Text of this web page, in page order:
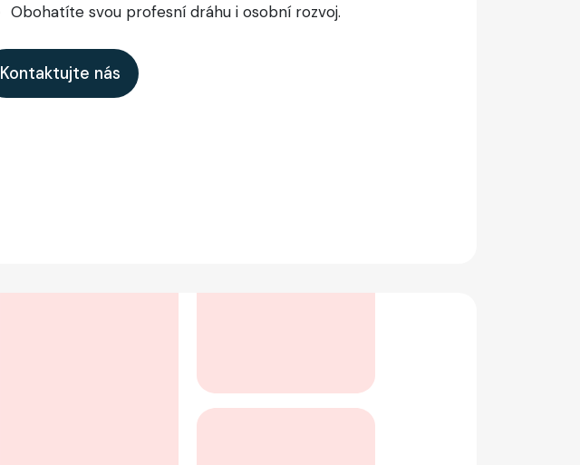
Obohatíte svou profesní dráhu i osobní rozvoj.
Kontaktujte nás